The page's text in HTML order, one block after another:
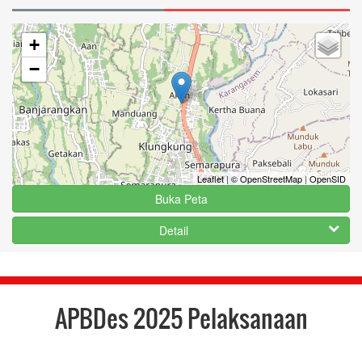
+
−
Leaflet|© OpenStreetMap|OpenSID
Buka Peta
Detail
APBDes 2025 Pelaksanaan